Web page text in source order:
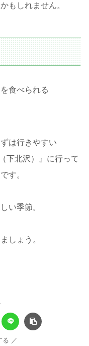
もしれません。
食べられる
は行きやすい
（下北沢）』に行って
す。
い季節。
しょう。
る